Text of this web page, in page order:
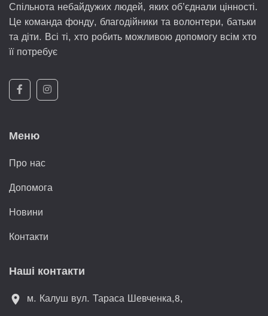
Спільнота небайдужих людей, яких об’єднали цінності.
Це команда фонду, благодійники та волонтери, батьки
та діти. Всі ті, хто робить можливою допомогу всім хто
її потребує
Меню
Про нас
Допомога
Новини
Контакти
Наші контакти
location_on м. Калуш вул. Тараса Шевченка,8,